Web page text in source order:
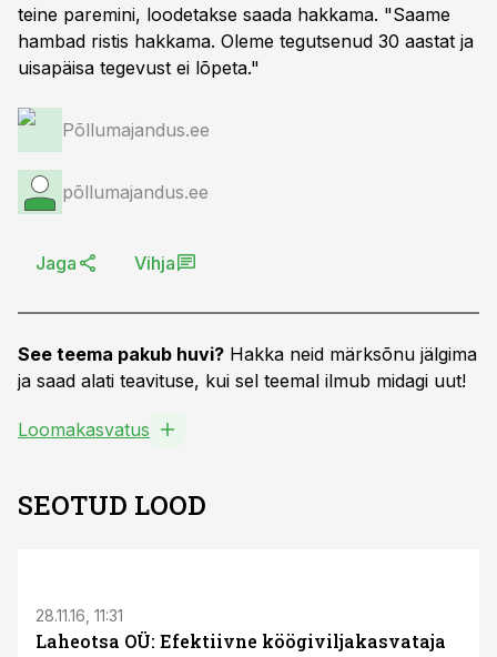
teine paremini, loodetakse saada hakkama. "Saame
hambad ristis hakkama. Oleme tegutsenud 30 aastat ja
uisapäisa tegevust ei lõpeta."
Põllumajandus.ee
põllumajandus.ee
Jaga Vihja
See teema pakub huvi? Hakka neid märksõnu jälgima
ja saad alati teavituse, kui sel teemal ilmub midagi uut!
Loomakasvatus
SEOTUD LOOD
28.11.16, 11:31
Laheotsa OÜ: Efektiivne köögiviljakasvataja